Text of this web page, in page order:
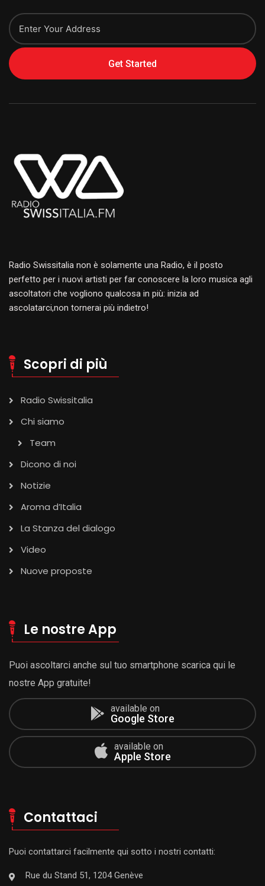
Get Started
Radio Swissitalia non è solamente una Radio, è il posto
perfetto per i nuovi artisti per far conoscere la loro musica agli
ascoltatori che vogliono qualcosa in più: inizia ad
ascolatarci,non tornerai più indietro!
Scopri di più
Radio Swissitalia
Chi siamo
Team
Dicono di noi
Notizie
Aroma d’Italia
La Stanza del dialogo
Video
Nuove proposte
Le nostre App
Puoi ascoltarci anche sul tuo smartphone scarica qui le
nostre App gratuite!
available on
Google Store
available on
Apple Store
Contattaci
Puoi contattarci facilmente qui sotto i nostri contatti:
Rue du Stand 51, 1204 Genève